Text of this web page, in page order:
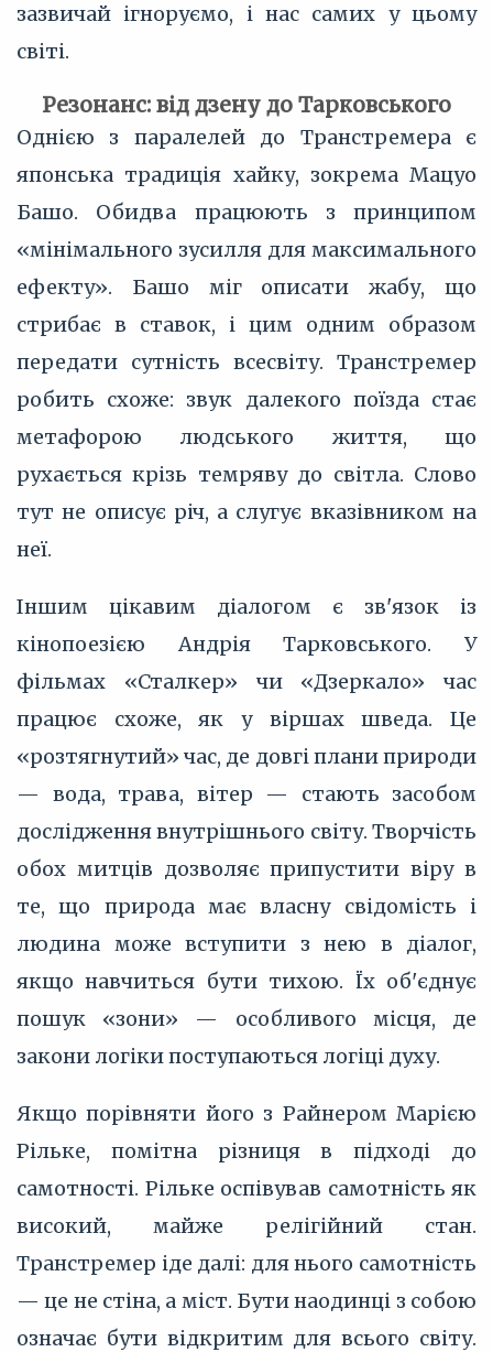
зазвичай ігноруємо, і нас самих у цьому
світі.
Резонанс: від дзену до Тарковського
Однією з паралелей до Транстремера є
японська традиція хайку, зокрема Мацуо
Башо. Обидва працюють з принципом
«мінімального зусилля для максимального
ефекту». Башо міг описати жабу, що
стрибає в ставок, і цим одним образом
передати сутність всесвіту. Транстремер
робить схоже: звук далекого поїзда стає
метафорою людського життя, що
рухається крізь темряву до світла. Слово
тут не описує річ, а слугує вказівником на
неї.
Іншим цікавим діалогом є зв'язок із
кінопоезією Андрія Тарковського. У
фільмах «Сталкер» чи «Дзеркало» час
працює схоже, як у віршах шведа. Це
«розтягнутий» час, де довгі плани природи
— вода, трава, вітер — стають засобом
дослідження внутрішнього світу. Творчість
обох митців дозволяє припустити віру в
те, що природа має власну свідомість і
людина може вступити з нею в діалог,
якщо навчиться бути тихою. Їх об'єднує
пошук «зони» — особливого місця, де
закони логіки поступаються логіці духу.
Якщо порівняти його з Райнером Марією
Рільке, помітна різниця в підході до
самотності. Рільке оспівував самотність як
високий, майже релігійний стан.
Транстремер іде далі: для нього самотність
— це не стіна, а міст. Бути наодинці з собою
означає бути відкритим для всього світу.